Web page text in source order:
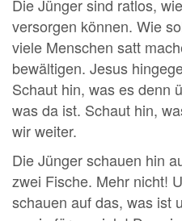
Die Jünger sind ratlos,
versorgen können. Wie
viele Menschen satt
bewältigen. Jesus
Schaut hin, was es denn
was da ist. Schaut hin,
wir weiter.
Die Jünger schauen hin
zwei Fische. Mehr nicht!
schauen auf das, was ist